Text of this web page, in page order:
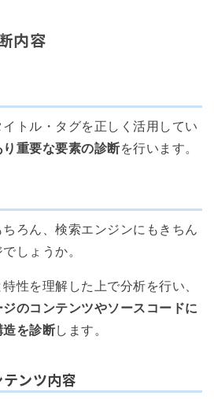
内容
トル・タグを正しく活用してい
重要な要素の診断を行います。
ろん、検索エンジンにもきちん
しょうか。
性を理解した上で分析を行い、
のコンテンツやソースコードに
を診断します。
ンツ内容